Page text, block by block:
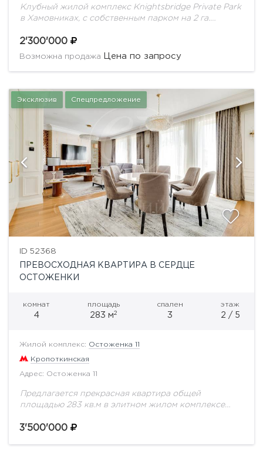
Клубный жилой комплекс Knightsbridge Private Park
в Хамовниках, с собственным парком на 2 га.
Планировка: кухня-столовая, гостиная, 4 спальни, 4
2'300'000
Возможна продажа Цена по запросу
Эксклюзив Спецпредложение
ID 52368
ПРЕВОСХОДНАЯ КВАРТИРА В СЕРДЦЕ
ОСТОЖЕНКИ
комнат
4
площадь
283 м2
спален
3
этаж
2 / 5
Жилой комплекс: Остоженка 11
Кропоткинская
Адрес: Остоженка 11
Предлагается прекрасная квартира общей
площадью 283 кв.м в элитном жилом комплексе
самом престижном квартале Москвы - "Золотой
3'500'000